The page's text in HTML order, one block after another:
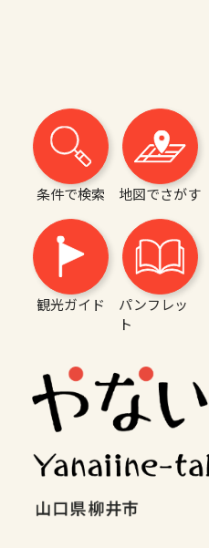
条件で検索 地図でさがす
観光ガイド
パンフレッ
ト